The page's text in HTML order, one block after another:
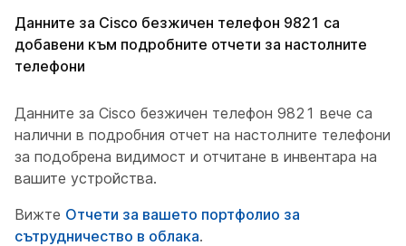
Данните за Cisco безжичен телефон 9821 са
добавени към подробните отчети за настолните
телефони
Данните за Cisco безжичен телефон 9821 вече са
налични в подробния отчет на настолните телефони
за подобрена видимост и отчитане в инвентара на
вашите устройства.
Вижте Отчети за вашето портфолио за
сътрудничество в облака.